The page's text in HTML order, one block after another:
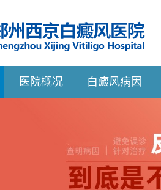
医院概况 白癜风病因